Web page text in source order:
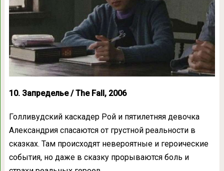
10. Запределье / The Fall, 2006
Голливудский каскадер Рой и пятилетняя девочка
Александрия спасаются от грустной реальности в
сказках. Там происходят невероятные и героические
события, но даже в сказку прорываются боль и